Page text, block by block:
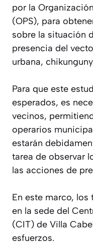
por la
(OPS), para
sobre la situación
presencia del
urbana,
Para que este
esperados, es
vecinos,
operarios
estarán
tarea de observar
las acciones de
En este marco,
en la sede del
(CIT) de Villa
esfuerzos.